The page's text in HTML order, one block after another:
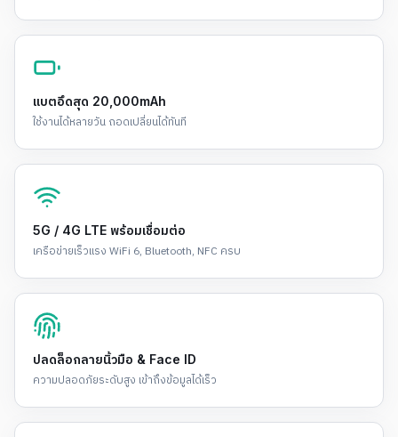
แบตอึดสุด 20,000mAh
ใช้งานได้หลายวัน ถอดเปลี่ยนได้ทันที
5G / 4G LTE พร้อมเชื่อมต่อ
เครือข่ายเร็วแรง WiFi 6, Bluetooth, NFC ครบ
ปลดล็อกลายนิ้วมือ & Face ID
ความปลอดภัยระดับสูง เข้าถึงข้อมูลได้เร็ว